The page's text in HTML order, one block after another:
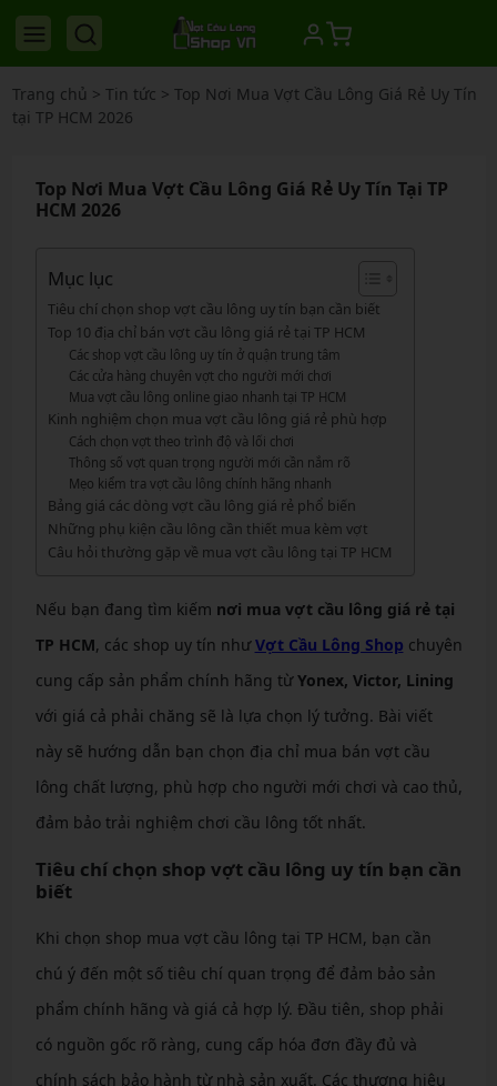
Trang chủ > Tin tức > Top Nơi Mua Vợt Cầu Lông Giá Rẻ Uy Tín
tại TP HCM 2026
Top Nơi Mua Vợt Cầu Lông Giá Rẻ Uy Tín Tại TP
HCM 2026
Mục lục
Tiêu chí chọn shop vợt cầu lông uy tín bạn cần biết
Top 10 địa chỉ bán vợt cầu lông giá rẻ tại TP HCM
Các shop vợt cầu lông uy tín ở quận trung tâm
Các cửa hàng chuyên vợt cho người mới chơi
Mua vợt cầu lông online giao nhanh tại TP HCM
Kinh nghiệm chọn mua vợt cầu lông giá rẻ phù hợp
Cách chọn vợt theo trình độ và lối chơi
Thông số vợt quan trọng người mới cần nắm rõ
Mẹo kiểm tra vợt cầu lông chính hãng nhanh
Bảng giá các dòng vợt cầu lông giá rẻ phổ biến
Những phụ kiện cầu lông cần thiết mua kèm vợt
Câu hỏi thường gặp về mua vợt cầu lông tại TP HCM
Nếu bạn đang tìm kiếm nơi mua vợt cầu lông giá rẻ tại
TP HCM, các shop uy tín nhưVợt Cầu Lông Shop chuyên
cung cấp sản phẩm chính hãng từYonex, Victor, Lining
với giá cả phải chăng sẽ là lựa chọn lý tưởng. Bài viết
này sẽ hướng dẫn bạn chọn địa chỉ mua bán vợt cầu
lông chất lượng, phù hợp cho người mới chơi và cao thủ,
đảm bảo trải nghiệm chơi cầu lông tốt nhất.
Tiêu chí chọn shop vợt cầu lông uy tín bạn cần
biết
Khi chọn shop mua vợt cầu lông tại TP HCM, bạn cần
chú ý đến một số tiêu chí quan trọng để đảm bảo sản
phẩm chính hãng và giá cả hợp lý. Đầu tiên, shop phải
có nguồn gốc rõ ràng, cung cấp hóa đơn đầy đủ và
chính sách bảo hành từ nhà sản xuất. Các thương hiệu